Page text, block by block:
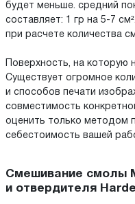
будет меньше. средний
составляет: 1 гр на 5-7
при расчете количества
Поверхность, на которую
Существует огромное
и способов печати
совместимость
оценить только методом
себестоимость вашей
Смешивание смолы
и отвердителя